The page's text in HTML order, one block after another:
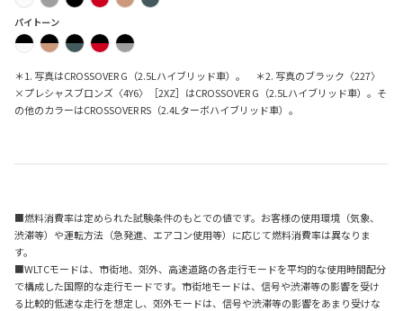
バイトーン
＊1. 写真はCROSSOVER G（2.5Lハイブリッド車）。 ＊2. 写真のブラック〈227〉
×プレシャスブロンズ〈4Y6〉［2XZ］はCROSSOVER G（2.5Lハイブリッド車）。そ
の他のカラーはCROSSOVER RS（2.4Lターボハイブリッド車）。
■燃料消費率は定められた試験条件のもとでの値です。お客様の使用環境（気象、
渋滞等）や運転方法（急発進、エアコン使用等）に応じて燃料消費率は異なりま
す。
■WLTCモードは、市街地、郊外、高速道路の各走行モードを平均的な使用時間配分
で構成した国際的な走行モードです。市街地モードは、信号や渋滞等の影響を受け
る比較的低速な走行を想定し、郊外モードは、信号や渋滞等の影響をあまり受けな